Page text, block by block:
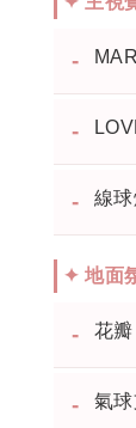
-
-
- 線
✦ 地面
- 花
- 氣